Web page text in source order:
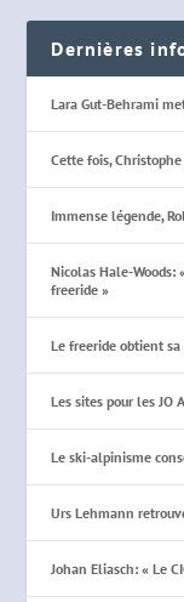
Dernières
Lara Gut-Behrami
Cette fois,
Immense légende,
Nicolas Hale-Woods:
freeride »
Le freeride obtient
Les sites pour les JO
Le ski-alpinisme
Urs Lehmann
Johan Eliasch: « Le